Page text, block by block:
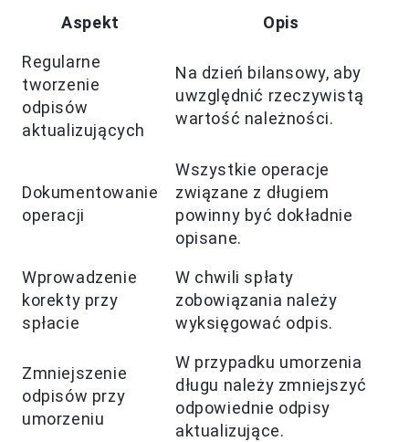
Aspekt Opis
Regularne
tworzenie
odpisów
aktualizujących
Na dzień bilansowy, aby
uwzględnić rzeczywistą
wartość należności.
Dokumentowanie
operacji
Wszystkie operacje
związane z długiem
powinny być dokładnie
opisane.
Wprowadzenie
korekty przy
spłacie
W chwili spłaty
zobowiązania należy
wyksięgować odpis.
Zmniejszenie
odpisów przy
umorzeniu
W przypadku umorzenia
długu należy zmniejszyć
odpowiednie odpisy
aktualizujące.